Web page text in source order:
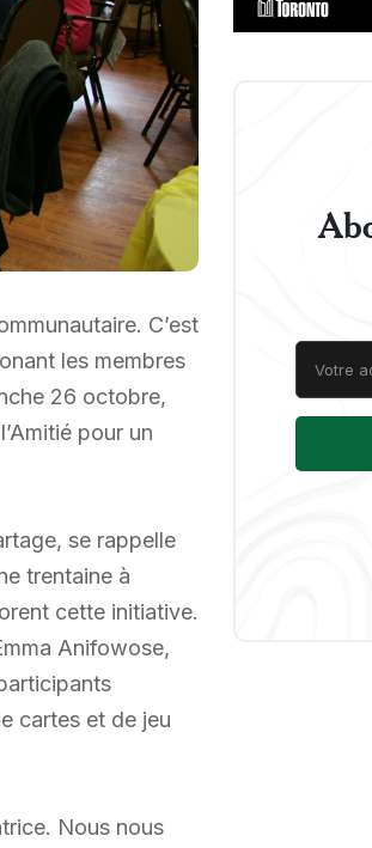
C’est
les membres
26 octobre,
pour un
se rappelle
trentaine à
cette initiative.
Anifowose,
cartes et de jeu
Nous nous